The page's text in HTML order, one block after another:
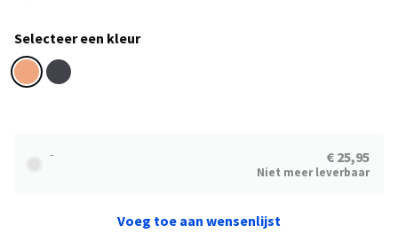
Selecteer een kleur
- € 25,95
Niet meer leverbaar
Voeg toe aan wensenlijst